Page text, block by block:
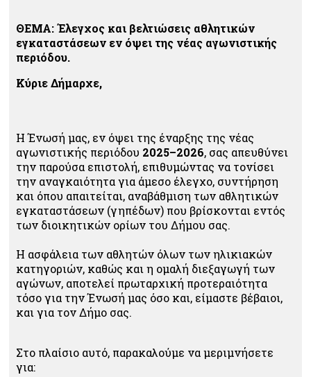
ΘΕΜΑ: Έλεγχος και βελτιώσεις αθλητικών
εγκαταστάσεων εν όψει της νέας αγωνιστικής
περιόδου.
Κύριε Δήμαρχε,
Η Ένωσή μας, εν όψει της έναρξης της νέας
αγωνιστικής περιόδου 2025–2026, σας απευθύνει
την παρούσα επιστολή, επιθυμώντας να τονίσει
την αναγκαιότητα για άμεσο έλεγχο, συντήρηση
και όπου απαιτείται, αναβάθμιση των αθλητικών
εγκαταστάσεων (γηπέδων) που βρίσκονται εντός
των διοικητικών ορίων του Δήμου σας.
Η ασφάλεια των αθλητών όλων των ηλικιακών
κατηγοριών, καθώς και η ομαλή διεξαγωγή των
αγώνων, αποτελεί πρωταρχική προτεραιότητα
τόσο για την Ένωσή μας όσο και, είμαστε βέβαιοι,
και για τον Δήμο σας.
Στο πλαίσιο αυτό, παρακαλούμε να μεριμνήσετε
για: